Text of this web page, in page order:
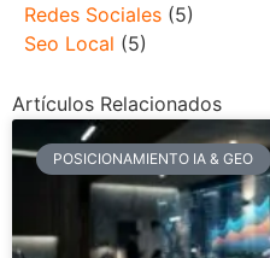
Redes Sociales (5)
Seo Local (5)
Artículos Relacionados
POSICIONAMIENTO IA & GEO